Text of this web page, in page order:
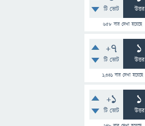
টি ভোট উত্তর
658 বার দেখা হয়েছে
+7
টি ভোট
1
উত্তর
1,341বার দেখা হয়েছে
+1
টি ভোট
1
উত্তর